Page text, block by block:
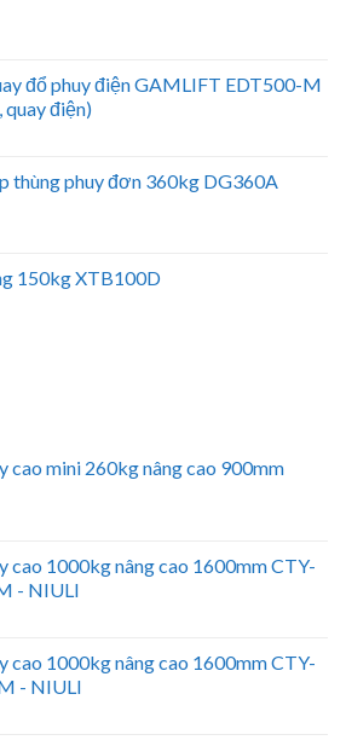
đổ phuy điện GAMLIFT EDT500-M
quay điện)
thùng phuy đơn 360kg DG360A
150kg XTB100D
cao mini 260kg nâng cao 900mm
cao 1000kg nâng cao 1600mm CTY-
- NIULI
cao 1000kg nâng cao 1600mm CTY-
- NIULI